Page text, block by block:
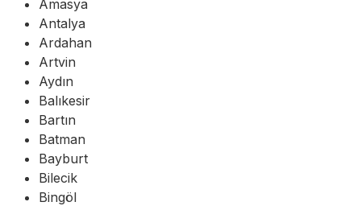
Amasya
Antalya
Ardahan
Artvin
Aydın
Balıkesir
Bartın
Batman
Bayburt
Bilecik
Bingöl